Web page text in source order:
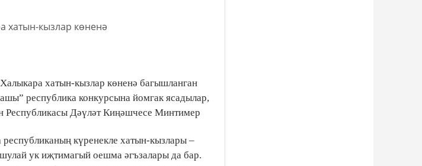
хатын-кызлар көненә багышланган
республика конкурсына йомгак ясадылар,
Республикасы Дәүләт Киңәшчесе Минтимер
күренекле хатын-кызлары –
ук иҗтимагый оешма әгъзалары да бар.